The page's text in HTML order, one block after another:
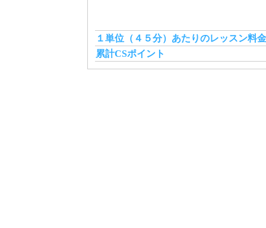
１単位（４５分）あたりのレッスン料金
累計CSポイント